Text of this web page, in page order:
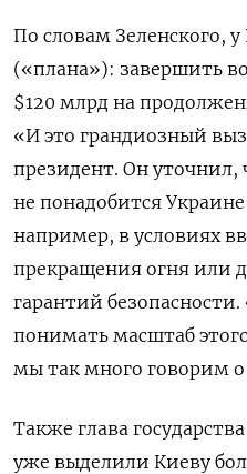
По словам Зеленского,
(«плана»): завершить
$120 млрд на
«И это грандиозный
президент. Он уточнил,
не понадобится
например, в условиях
прекращения огня или
гарантий
понимать масштаб
мы так много говорим
Также глава
уже выделили Киеву